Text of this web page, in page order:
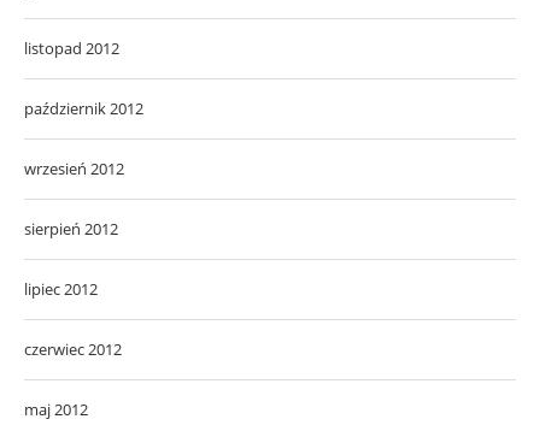
listopad 2012
październik 2012
wrzesień 2012
sierpień 2012
lipiec 2012
czerwiec 2012
maj 2012